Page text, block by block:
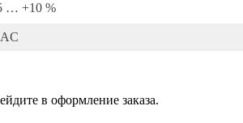
… +10 %
в оформление заказа.